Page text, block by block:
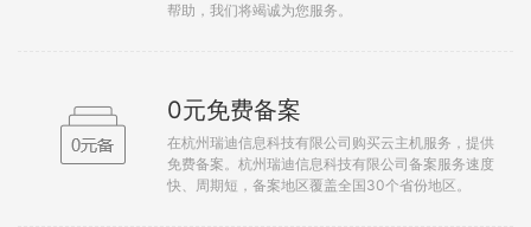
帮助，我们将竭诚为您服务。
0元免费备案
在杭州瑞迪信息科技有限公司购买云主机服务，提供
免费备案。杭州瑞迪信息科技有限公司备案服务速度
快、周期短，备案地区覆盖全国30个省份地区。